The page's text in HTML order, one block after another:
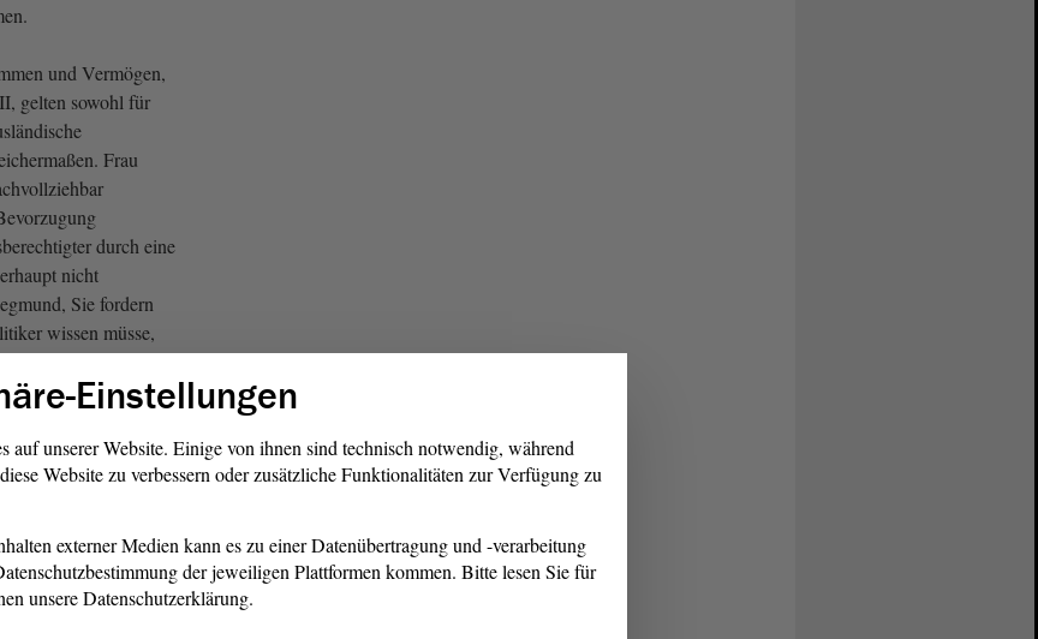
und Vermögen,
gelten sowohl für
Frau
durch eine
nicht
Sie fordern
wissen müsse,
ich Mitarbeiter und
und
Sozialämter sehr
zu kritisieren. Die
auch sehr viel, z.B.,
an säumige
Einstellungen
auf unserer Website. Einige von ihnen sind technisch notwendig, während
Website zu verbessern oder zusätzliche Funktionalitäten zur Verfügung zu
externer Medien kann es zu einer Datenübertragung und -verarbeitung
der jeweiligen Plattformen kommen. Bitte lesen Sie für
unsere Datenschutzerklärung.